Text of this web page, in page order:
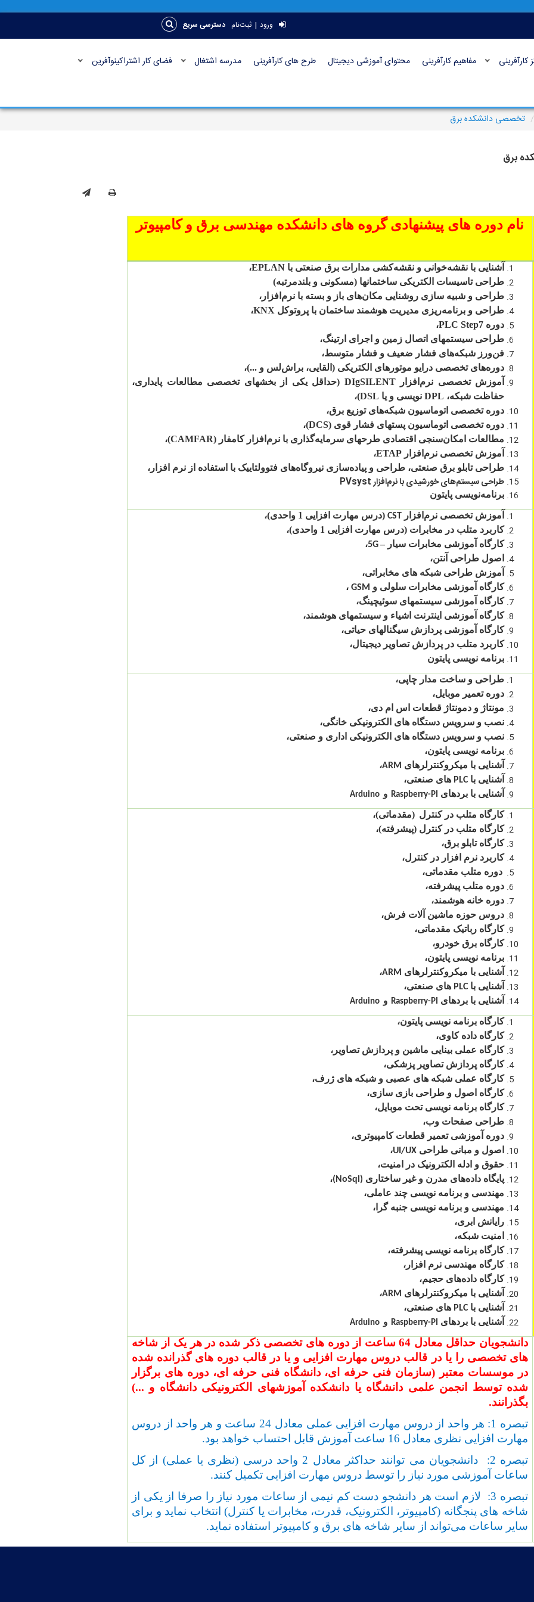
ورود | ثبت‌نام دسترسی سریع
کارآفرینی مفاهیم کارآفرینی محتوای آموزشی دیجیتال طرح های کارآفرینی مدرسه اشتغال فضای کار اشتراکینوآفرین
تخصصی دانشکده برق
برق
نام دوره های پیشنهادی گروه های دانشکده مهندسی برق و کامپیوتر
آشنایی با نقشه‌خوانی و نقشه‌کشی مدارات برق صنعتی با EPLAN،
طراحی تاسیسات الکتریکی ساختمان­ها (مسکونی و بلندمرتبه)
طراحی و شبیه ­سازی روشنایی مکان‌های باز و بسته با نرم­‌افزار،
طراحی و برنامه‌­ریزی مدیریت هوشمند ساختمان با پروتوکل KNX،
دوره PLC Step7،
طراحی سیستم­های اتصال زمین و اجرای ارتینگ،
فن­‌ورز شبکه­‌های فشار ضعیف و فشار متوسط،
دوره‌­های تخصصی درایو موتورهای الکتریکی (القایی، براش‌لس و ...)،
آموزش تخصصی نرم‌­افزارDIgSILENT (حداقل یکی از بخش­های تخصصی مطالعات پایداری،
حفاظت شبکه، DPL نویسی و یا DSL)،
دوره تخصصی اتوماسیون شبکه­‌های توزیع برق،
دوره تخصصی اتوماسیون پست­های فشار قوی (DCS)،
مطالعات امکا‌ن­‌سنجی اقتصادی طرح­های سرمایه­‌گذاری با نرم­‌افزار کامفار (CAMFAR)،
آموزش تخصصی نرم‌­افزار ETAP،
طراحی تابلو برق صنعتی، طراحی و پیاده‌سازی نیروگاه‌های فتوولتاییک با استفاده از نرم افزار،
طراحی سیستم‌های خورشیدی با نرم‌افزار PVsyst
برنامه‌نویسی پایتون
آموزش تخصصی نرم‌­افزار CST (درس مهارت افزایی 1 واحدی)،
کاربرد متلب در مخابرات (درس مهارت افزایی 1 واحدی)،
کارگاه آموزشی مخابرات سیار –
5G،
اصول طراحی آنتن،
آموزش طراحی شبکه های مخابراتی،
کارگاه آموزشی مخابرات سلولی و GSM ،
کارگاه آموزشی سیستمهای سوئیچینگ،
کارگاه آموزشی اینترنت اشیاء و سیستمهای هوشمند،
کارگاه آموزشی پردازش سیگنالهای حیاتی،
کاربرد متلب در پردازش تصاویر دیجیتال،
برنامه نویسی پایتون
طراحی و ساخت مدار چاپی،
دوره تعمیر موبایل،
مونتاژ و دمونتاژ قطعات اس ام دی،
نصب و سرویس دستگاه های الکترونیکی خانگی،
نصب و سرویس دستگاه های الکترونیکی اداری و صنعتی،
برنامه نویسی پایتون،
آشنایی با میکروکنترلرهای ARM،
آشنایی با PLC های صنعتی،
آشنایی با بردهای Raspberry-PI و
کارگاه متلب در کنترل (مقدماتی)،
کارگاه متلب در کنترل (پیشرفته)،
کارگاه تابلو برق،
کاربرد نرم افزار در کنترل،
دوره متلب مقدماتی،
دوره متلب پیشرفته،
دوره خانه هوشمند،
دروس حوزه ماشین آلات فرش،
کارگاه رباتیک مقدماتی،
کارگاه برق خودرو،
برنامه نویسی پایتون،
آشنایی با میکروکنترلرهای ARM،
آشنایی با PLC های صنعتی،
آشنایی با بردهای Raspberry-PI و
کارگاه برنامه نویسی پایتون،
کارگاه داده کاوی،
کارگاه عملی بینایی ماشین و پردازش تصاویر،
کارگاه پردازش تصاویر پزشکی،
کارگاه عملی شبکه های عصبی و شبکه های ژرف،
کارگاه اصول و طراحی بازی سازی،
کارگاه برنامه نویسی تحت موبایل،
طراحی صفحات وب،
دوره آموزشی تعمیر قطعات کامپیوتری،
اصول و مبانی طراحی UI/UX،
حقوق و ادله الکترونیک در امنیت،
پایگاه داده‌های مدرن و غیر ساختاری (NoSql)،
مهندسی و برنامه نویسی چند عاملی،
مهندسی و برنامه نویسی جنبه گرا،
رایانش ابری،
امنیت شبکه،
کارگاه برنامه نویسی پیشرفته،
کارگاه مهندسی نرم افزار،
کارگاه داده‌های حجیم،
آشنایی با میکروکنترلرهای ARM،
آشنایی با PLC های صنعتی،
آشنایی با بردهای Raspberry-PI و
دانشجویان حداقل معادل 64 ساعت از دوره های تخصصی ذکر شده در هر یک از شاخه
های تخصصی را یا در قالب دروس مهارت افزایی و یا در قالب دوره های گذرانده شده
در موسسات معتبر (سازمان فنی حرفه ای، دانشگاه فنی حرفه ای، دوره های برگزار
شده توسط انجمن علمی دانشگاه یا دانشکده آموزشهای الکترونیکی دانشگاه و ...)
بگذرانند.
تبصره 1: هر واحد از دروس مهارت افزایی عملی معادل 24 ساعت و هر واحد از دروس
مهارت افزایی نظری معادل 16 ساعت آموزش قابل احتساب خواهد بود.
تبصره 2: دانشجویان می توانند حداکثر معادل 2 واحد درسی (نظری یا عملی) از کل
ساعات آموزشی مورد نیاز را توسط دروس مهارت افزایی تکمیل کنند.
تبصره 3: لازم است هر دانشجو دست کم نیمی از ساعات مورد نیاز را صرفا از یکی از
شاخه های پنجگانه (کامپیوتر، الکترونیک، قدرت، مخابرات یا کنترل) انتخاب نماید و برای
سایر ساعات می‌تواند از سایر شاخه های برق و کامپیوتر استفاده نماید.